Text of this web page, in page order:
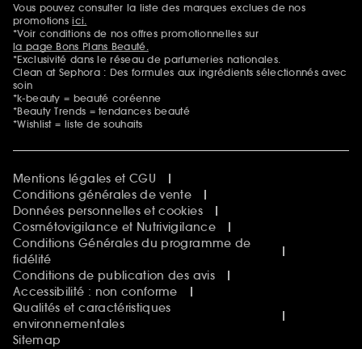
Mentions additionnelles
Vous pouvez consulter la liste des marques exclues de nos
promotionsici.
*Voir conditions de nos offres promotionnelles sur
la page Bons Plans Beauté.
*Exclusivité dans le réseau de parfumeries nationales.
Clean at Sephora : Des formules aux ingrédients sélectionnés avec
soin
*k-beauty = beauté coréenne
*Beauty Trends = tendances beauté
*Wishlist = liste de souhaits
Mentions légales et CGU
Conditions générales de vente
Données personnelles et cookies
Cosmétovigilance et Nutrivigilance
Conditions Générales du programme de
fidélité
Conditions de publication des avis
Accessibilité : non conforme
Qualités et caractéristiques
environnementales
Sitemap